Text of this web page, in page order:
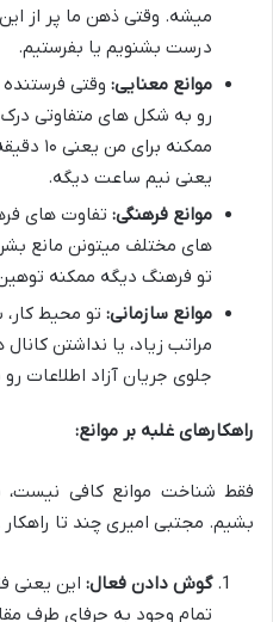
میشه. وقتی ذهن ما پر از
درست بشنویم یا بفرستیم.
موانع معنایی: وقتی
رو به شکل های متفاوتی
ممکنه
یعنی نیم ساعت دیگه.
موانع فرهنگی: تفاوت های
های مختلف میتونن مانع
تو فرهنگ دیگه ممکنه
موانع سازمانی: تو محیط
مراتب زیاد، یا نداشتن
جلوی جریان آزاد اطلاعات
راهکارهای غلبه بر موانع:
فقط شناخت موانع کافی نیست،
بشیم. مجتبی امیری چند تا
گوش دادن فعال: این یعنی
تمام وجود به حرفای طرف